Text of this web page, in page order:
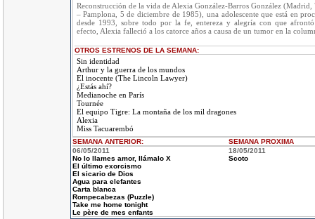
Reconstrucción de la vida de Alexia González-Barros González
– Pamplona, 5 de diciembre de 1985), una adolescente que está en
desde 1993, sobre todo por la fe, entereza y alegría con que
efecto, Alexia falleció a los catorce años a causa de un tumor en la
OTROS ESTRENOS DE LA SEMANA:
Sin identidad
Arthur y la guerra de los mundos
El inocente (The Lincoln Lawyer)
¿Estás ahí?
Medianoche en París
Tournée
El equipo Tigre: La montaña de los mil dragones
Alexia
Miss Tacuarembó
SEMANA ANTERIOR: SEMANA PROXIMA
06/05/2011
No lo llames amor, llámalo X
El último exorcismo
El sicario de Dios
Agua para elefantes
Carta blanca
Rompecabezas (Puzzle)
Take me home tonight
Le père de mes enfants
18/05/2011
Scoto